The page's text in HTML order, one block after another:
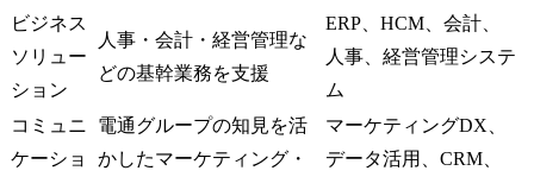
ビジネス
ソリュー
ション
人事・会計・経営管理な
どの基幹業務を支援
ERP、HCM、会計、
人事、経営管理システ
ム
コミュニ
ケーショ
電通グループの知見を活
かしたマーケティング・
マーケティングDX、
データ活用、CRM、